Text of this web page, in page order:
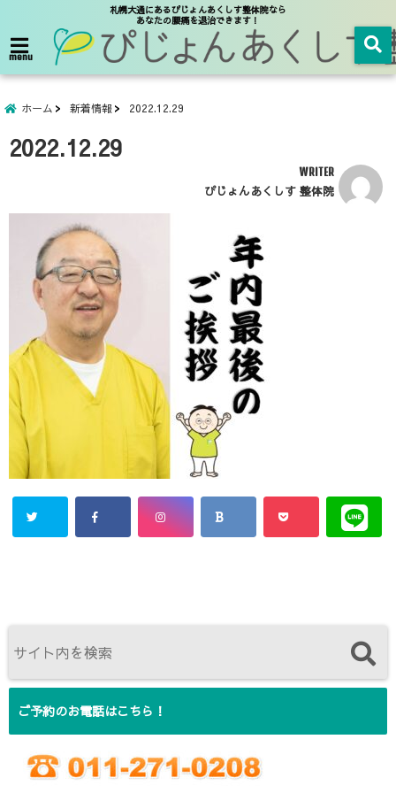
札幌大通にあるぴじょんあくしす整体院なら
あなたの腰痛を退治できます！
menu
ホーム 新着情報 2022.12.29
2022.12.29
WRITER
ぴじょんあくしす 整体院
ご予約のお電話はこちら！